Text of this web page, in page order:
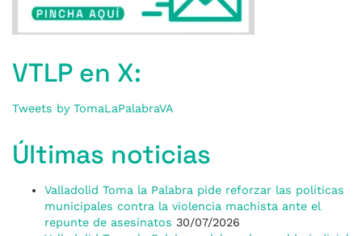
VTLP en X:
Tweets by TomaLaPalabraVA
Últimas noticias
Valladolid Toma la Palabra pide reforzar las políticas
municipales contra la violencia machista ante el
repunte de asesinatos 30/07/2026